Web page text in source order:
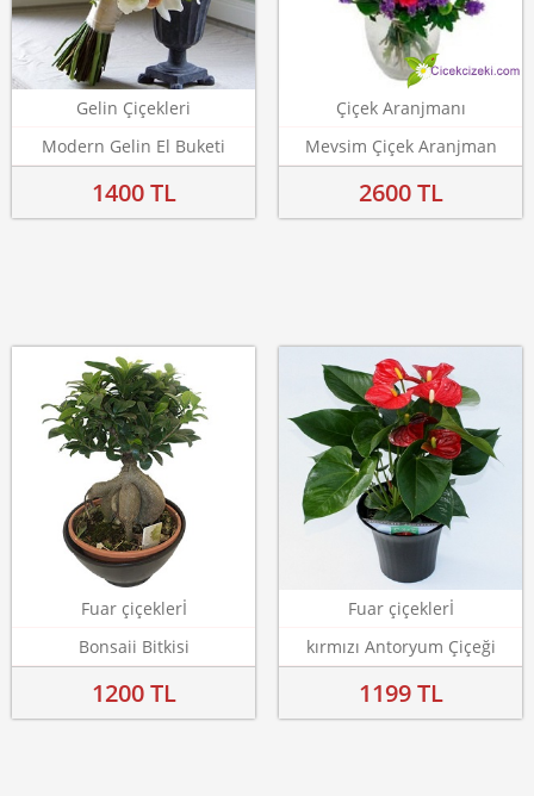
Gelin Çiçekleri
Modern Gelin El Buketi
1400 TL
Çiçek Aranjmanı
Mevsim Çiçek Aranjman
2600 TL
Fuar çiçeklerİ
Bonsaii Bitkisi
1200 TL
Fuar çiçeklerİ
kırmızı Antoryum Çiçeği
1199 TL